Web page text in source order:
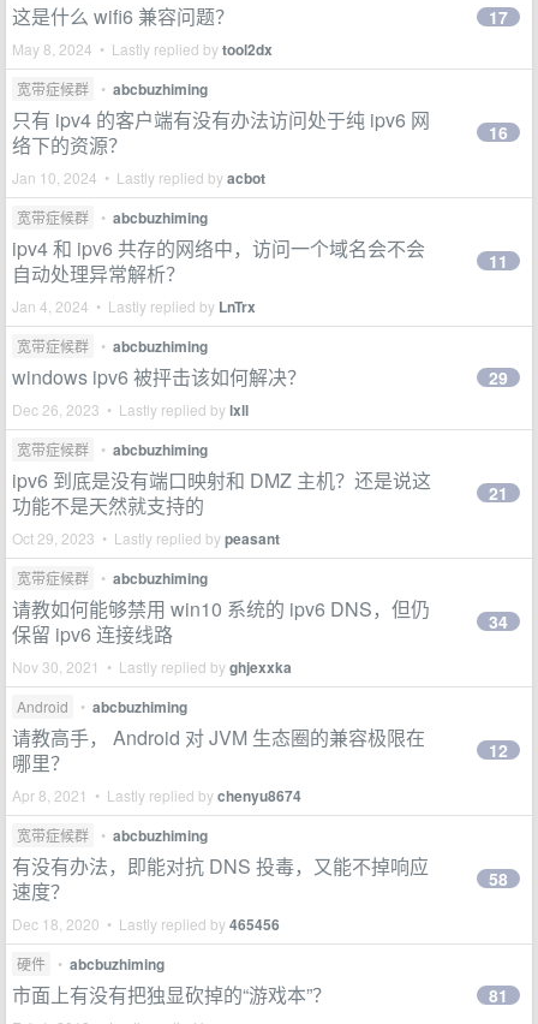
这是什么 wifi6 兼容问题？
May 8, 2024 • Lastly replied bytool2dx
17
宽带症候群 • abcbuzhiming
只有 ipv4 的客户端有没有办法访问处于纯 ipv6 网
络下的资源？
Jan 10, 2024 • Lastly replied byacbot
16
宽带症候群 • abcbuzhiming
ipv4 和 ipv6 共存的网络中，访问一个域名会不会
自动处理异常解析？
Jan 4, 2024 • Lastly replied by LnTrx
11
宽带症候群 • abcbuzhiming
windows ipv6 被抨击该如何解决？
Dec 26, 2023 • Lastly replied bylxll
29
宽带症候群 • abcbuzhiming
ipv6 到底是没有端口映射和 DMZ 主机？还是说这
功能不是天然就支持的
Oct 29, 2023 • Lastly replied bypeasant
21
宽带症候群 • abcbuzhiming
请教如何能够禁用 win10 系统的 ipv6 DNS，但仍
保留 ipv6 连接线路
Nov 30, 2021 • Lastly replied byghjexxka
34
Android • abcbuzhiming
请教高手， Android 对 JVM 生态圈的兼容极限在
哪里？
Apr 8, 2021 • Lastly replied bychenyu8674
12
宽带症候群 • abcbuzhiming
有没有办法，即能对抗 DNS 投毒，又能不掉响应
速度？
Dec 18, 2020 • Lastly replied by465456
58
硬件 • abcbuzhiming
市面上有没有把独显砍掉的“游戏本”？ 81